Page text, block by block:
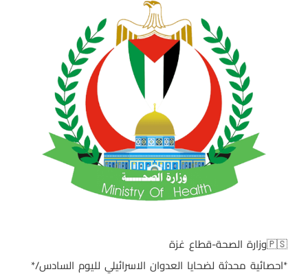
🇵🇸وزارة الصحة-قطاع غزة
*احصائية محدثة لضحايا العدوان الاسرائيلي لليوم السادس/*